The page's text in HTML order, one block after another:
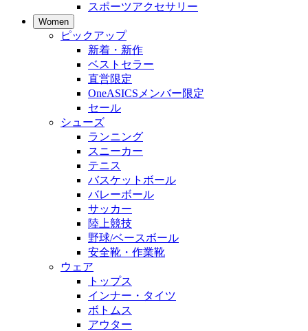
スポーツアクセサリー
Women
ピックアップ
新着・新作
ベストセラー
直営限定
OneASICSメンバー限定
セール
シューズ
ランニング
スニーカー
テニス
バスケットボール
バレーボール
サッカー
陸上競技
野球/ベースボール
安全靴・作業靴
ウェア
トップス
インナー・タイツ
ボトムス
アウター